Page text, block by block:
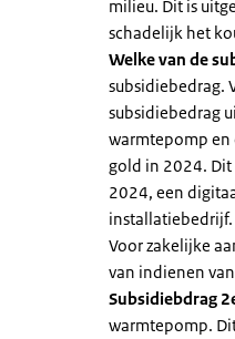
milieu. Dit is
schadelijk het
Welke van de
subsidiebedrag.
subsidiebedrag
warmtepomp en
gold in 2024.
2024, een
installatiebedrijf.
Voor zakelijke
van indienen
Subsidiebdrag
warmtepomp.